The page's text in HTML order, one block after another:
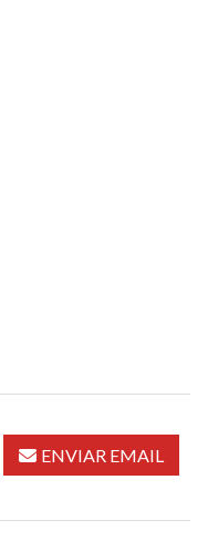
ENVIAR EMAIL